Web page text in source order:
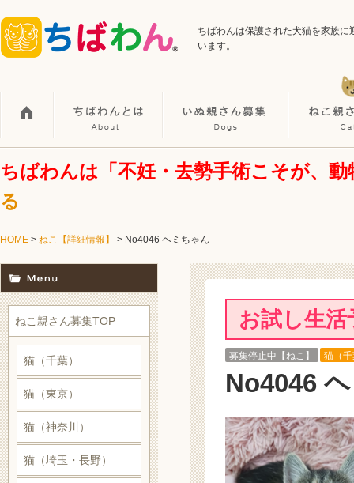
ちばわんは保護された犬猫を家族
います。
ちばわんは「不妊・去勢手術こそが、
る
HOME > ねこ【詳細情報】 > No4046 ヘミちゃん
お試し生
募集停止中【ねこ】 猫（
No4046
ねこ親さん募集TOP
猫（千葉）
猫（東京）
猫（神奈川）
猫（埼玉・長野）